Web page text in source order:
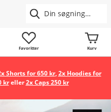
Favoritter Kurv
Shorts for 650 kr,2x Hoodies for
kreller2x Caps 250 kr